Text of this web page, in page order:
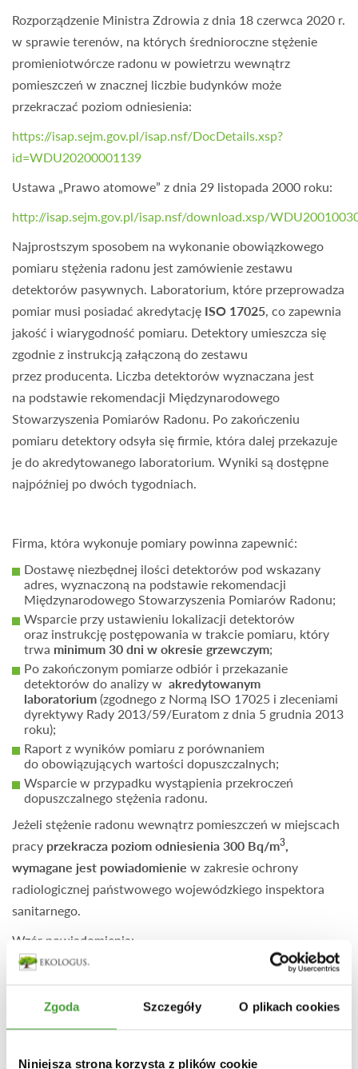
Zgoda Szczegóły O plikach cookies
Niniejsza strona korzysta z plików cookie
Rozporządzenie Ministra Zdrowia z dnia 18 czerwca 2020 r.
w sprawie terenów, na których średnioroczne stężenie
promieniotwórcze radonu w powietrzu wewnątrz
pomieszczeń w znacznej liczbie budynków może
przekraczać poziom odniesienia:
https://isap.sejm.gov.pl/isap.nsf/DocDetails.xsp?
id=WDU20200001139
Ustawa „Prawo atomowe” z dnia 29 listopada 2000 roku:
http://isap.sejm.gov.pl/isap.nsf/download.xsp/
Najprostszym sposobem na wykonanie obowiązkowego
pomiaru stężenia radonu jest zamówienie zestawu
detektorów pasywnych. Laboratorium, które przeprowadza
pomiar musi posiadać akredytację ISO 17025, co zapewnia
jakość i wiarygodność pomiaru. Detektory umieszcza się
zgodnie z instrukcją załączoną do zestawu
przez producenta. Liczba detektorów wyznaczana jest
na podstawie rekomendacji Międzynarodowego
Stowarzyszenia Pomiarów Radonu. Po zakończeniu
pomiaru detektory odsyła się firmie, która dalej przekazuje
je do akredytowanego laboratorium. Wyniki są dostępne
najpóźniej po dwóch tygodniach.
Firma, która wykonuje pomiary powinna zapewnić:
Dostawę niezbędnej ilości detektorów pod wskazany
adres, wyznaczoną na podstawie rekomendacji
Międzynarodowego Stowarzyszenia Pomiarów Radonu;
Wsparcie przy ustawieniu lokalizacji detektorów
oraz instrukcję postępowania w trakcie pomiaru, który
trwa minimum 30 dni w okresie grzewczym;
Po zakończonym pomiarze odbiór i przekazanie
detektorów do analizy w akredytowanym
laboratorium(zgodnego z Normą ISO 17025 i zleceniami
dyrektywy Rady 2013/59/Euratom z dnia 5 grudnia 2013
roku);
Raport z wyników pomiaru z porównaniem
do obowiązujących wartości dopuszczalnych;
Wsparcie w przypadku wystąpienia przekroczeń
dopuszczalnego stężenia radonu.
Jeżeli stężenie radonu wewnątrz pomieszczeń w miejscach
pracy przekracza poziom odniesienia 300 Bq/m3,
wymagane jest powiadomienie w zakresie ochrony
radiologicznej państwowego wojewódzkiego inspektora
sanitarnego.
Wzór powiadomienia:
https://www.gov.pl/attachment/f38b90cc-cadb-4709-